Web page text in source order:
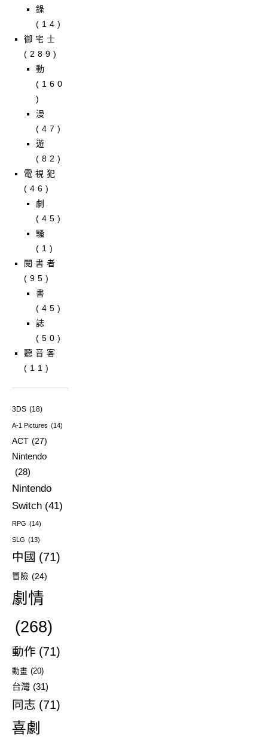
錄
(14)
御宅士
(289)
動
(160
)
漫
(47)
遊
(82)
電視犯
(46)
劇
(45)
騷
(1)
閱書者
(95)
書
(45)
誌
(50)
聽音客
(11)
3DS (18)
A-1 Pictures (14)
ACT (27)
Nintendo
(28)
Nintendo
Switch (41)
RPG (14)
SLG (13)
中國 (71)
冒險 (24)
劇情
(268)
動作 (71)
動畫 (20)
台灣 (31)
同志 (71)
喜劇